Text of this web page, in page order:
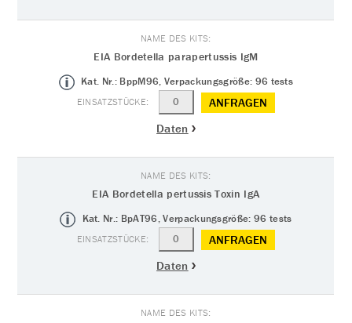
EIA Bordetella parapertussis IgM
Kat. Nr.: BppM96, Verpackungsgröße: 96 tests
ANFRAGEN
Daten
EIA Bordetella pertussis Toxin IgA
Kat. Nr.: BpAT96, Verpackungsgröße: 96 tests
ANFRAGEN
Daten